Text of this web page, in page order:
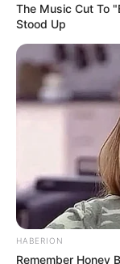
The Music Cut To
Stood Up
HABERION
Remember Honey